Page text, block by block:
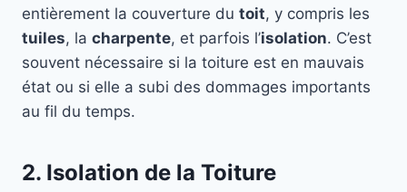
entièrement la couverture du toit, y compris les
tuiles, la charpente, et parfois l’isolation. C’est
souvent nécessaire si la toiture est en mauvais
état ou si elle a subi des dommages importants
au fil du temps.
2. Isolation de la Toiture